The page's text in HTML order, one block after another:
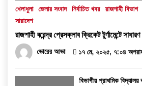
খেলাধুলা জেলার সংবাদ নির্বাচিত খবর রাজশাহী বিভাগ
সারাদেশ
রাজশাহী বরেন্দ্র প্রেসক্লাব ক্রিকেট টুর্ণামেন্টে
ভোরের আভা ১৭ মে, ২০২৫, ৭:০৪
বিভাগীয় প্রাথমিক বিদ্যালয়